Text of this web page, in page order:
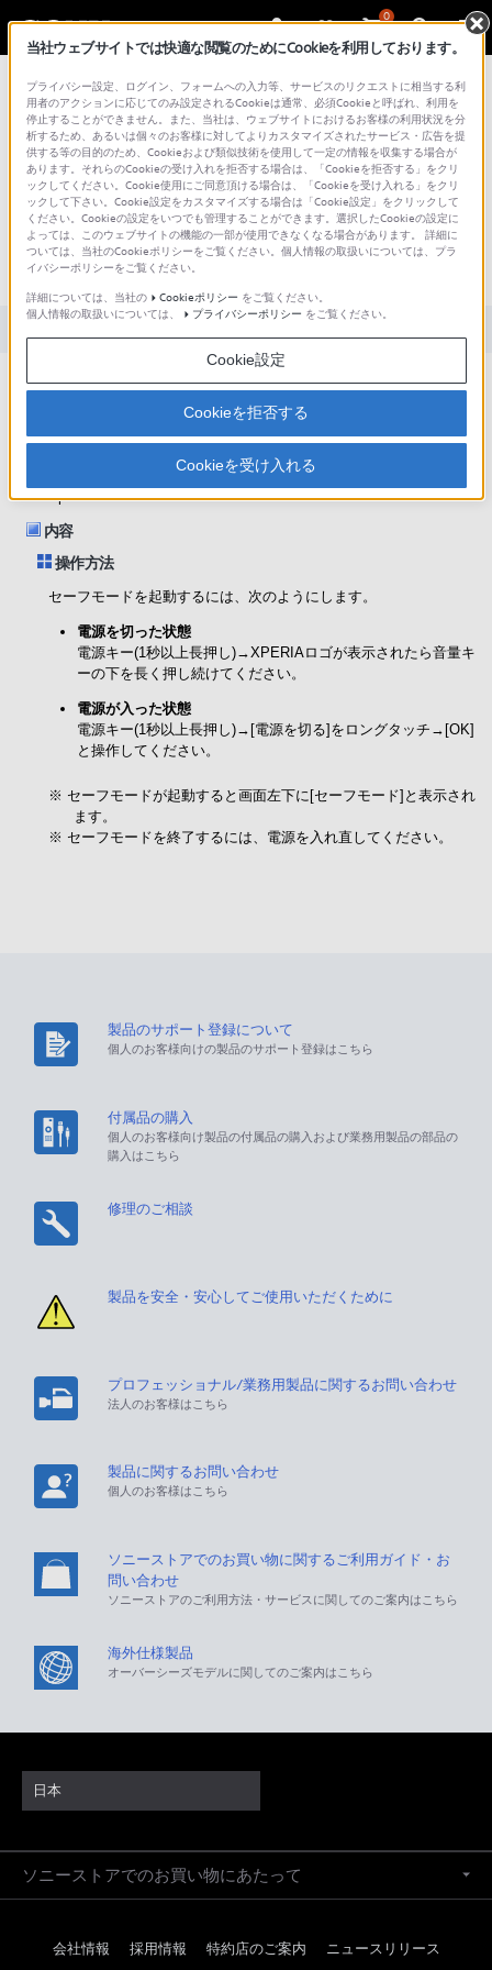
0
総合サポート・お問い合わせ
文書番号 : S1506250072560 / 最終更新日 : 2025/03/11
セーフモードはありますか？セーフモ
ードの起動方法・解除方法を教えてく
ださい。
Xperia Z4 Tablet SOT31
内容
操作方法
セーフモードを起動するには、次のようにします。
電源を切った状態
電源キー(1秒以上長押し)→XPERIAロゴが表示されたら音量キ
ーの下を長く押し続けてください。
電源が入った状態
電源キー(1秒以上長押し)→[電源を切る]をロングタッチ→[OK]
と操作してください。
※ セーフモードが起動すると画面左下に[セーフモード]と表示され
ます。
※ セーフモードを終了するには、電源を入れ直してください。
製品のサポート登録について
個人のお客様向けの製品のサポート登録はこちら
付属品の購入
個人のお客様向け製品の付属品の購入および業務用製品の部品の
購入はこちら
修理のご相談
製品を安全・安心してご使用いただくために
プロフェッショナル/業務用製品に関するお問い合わせ
法人のお客様はこちら
製品に関するお問い合わせ
個人のお客様はこちら
ソニーストアでのお買い物に関するご利用ガイド・お
問い合わせ
ソニーストアのご利用方法・サービスに関してのご案内はこちら
海外仕様製品
オーバーシーズモデルに関してのご案内はこちら
日本
ソニーストアでのお買い物にあたって
会社情報 採用情報 特約店のご案内
ニュースリリース
当社ウェブサイトでは快適な閲覧のためにCookieを利用しております。
プライバシー設定、ログイン、フォームへの入力等、サービスのリクエストに相当する利
用者のアクションに応じてのみ設定されるCookieは通常、必須Cookieと呼ばれ、利用を
停止することができません。また、当社は、ウェブサイトにおけるお客様の利用状況を分
析するため、あるいは個々のお客様に対してよりカスタマイズされたサービス・広告を提
供する等の目的のため、Cookieおよび類似技術を使用して一定の情報を収集する場合が
あります。それらのCookieの受け入れを拒否する場合は、「Cookieを拒否する」をクリ
ックしてください。Cookie使用にご同意頂ける場合は、「Cookieを受け入れる」をクリ
ックして下さい。Cookie設定をカスタマイズする場合は「Cookie設定」をクリックして
ください。Cookieの設定をいつでも管理することができます。選択したCookieの設定に
よっては、このウェブサイトの機能の一部が使用できなくなる場合があります。 詳細に
ついては、当社のCookieポリシーをご覧ください。個人情報の取扱いについては、プラ
イバシーポリシーをご覧ください。
詳細については、当社の
Cookieポリシー をご覧ください。
個人情報の取扱いについては、
プライバシーポリシー をご覧ください。
Cookie設定
Cookieを拒否する
Cookieを受け入れる